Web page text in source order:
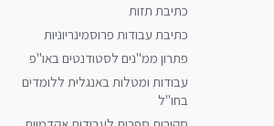
כתיבת תזות
כתיבת עבודות פרוסמינריוניות
פתרון ממ"נים לסטודנטים באו"פ
עבודות ומטלות באנגלית ללומדים
בחו"ל